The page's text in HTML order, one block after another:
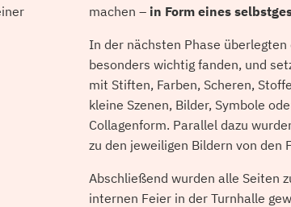
machen – in Form eines
In der nächsten Phase
besonders wichtig fanden, und
mit Stiften, Farben, Scheren,
kleine Szenen, Bilder, Symbole
Collagenform. Parallel dazu
zu den jeweiligen Bildern von den
Abschließend wurden alle Seiten
internen Feier in der Turnhalle